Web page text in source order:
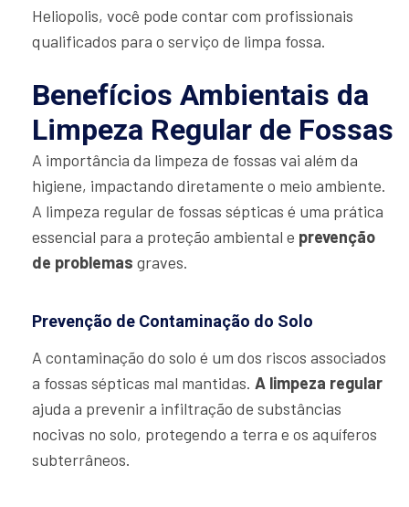
Heliopolis, você pode contar com profissionais
qualificados para o serviço de limpa fossa.
Benefícios Ambientais da
Limpeza Regular de Fossas
A importância da limpeza de fossas vai além da
higiene, impactando diretamente o meio ambiente.
A limpeza regular de fossas sépticas é uma prática
essencial para a proteção ambiental e prevenção
de problemas graves.
Prevenção de Contaminação do Solo
A contaminação do solo é um dos riscos associados
a fossas sépticas mal mantidas. A limpeza regular
ajuda a prevenir a infiltração de substâncias
nocivas no solo, protegendo a terra e os aquíferos
subterrâneos.